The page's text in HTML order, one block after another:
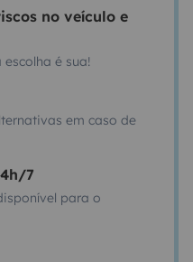
no veículo e
é sua!
em caso de
7
para o